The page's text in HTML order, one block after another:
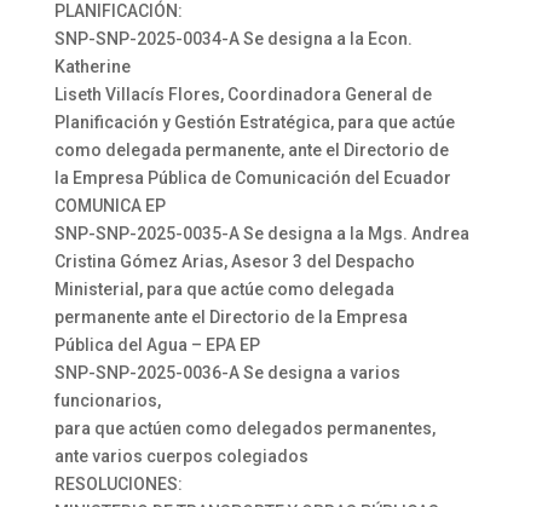
PLANIFICACIÓN:
SNP-SNP-2025-0034-A Se designa a la Econ.
Katherine
Liseth Villacís Flores, Coordinadora General de
Planificación y Gestión Estratégica, para que actúe
como delegada permanente, ante el Directorio de
la Empresa Pública de Comunicación del Ecuador
COMUNICA EP
SNP-SNP-2025-0035-A Se designa a la Mgs. Andrea
Cristina Gómez Arias, Asesor 3 del Despacho
Ministerial, para que actúe como delegada
permanente ante el Directorio de la Empresa
Pública del Agua – EPA EP
SNP-SNP-2025-0036-A Se designa a varios
funcionarios,
para que actúen como delegados permanentes,
ante varios cuerpos colegiados
RESOLUCIONES: